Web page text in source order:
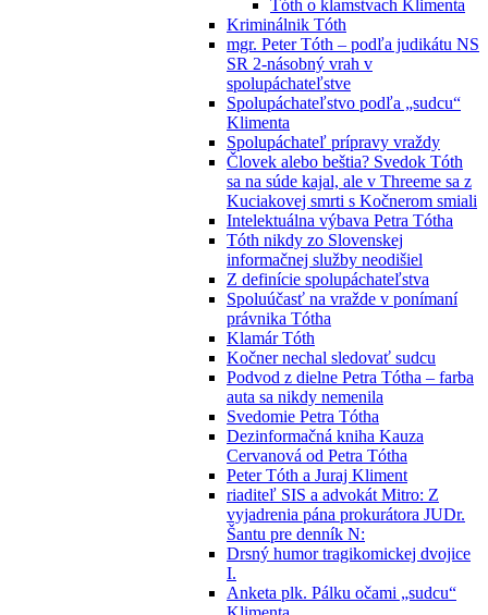
Tóth o klamstvach Klimenta
Kriminálnik Tóth
mgr. Peter Tóth – podľa judikátu NS
SR 2-násobný vrah v
spolupáchateľstve
Spolupáchateľstvo podľa „sudcu“
Klimenta
Spolupáchateľ prípravy vraždy
Človek alebo beštia? Svedok Tóth
sa na súde kajal, ale v Threeme sa z
Kuciakovej smrti s Kočnerom smiali
Intelektuálna výbava Petra Tótha
Tóth nikdy zo Slovenskej
informačnej služby neodišiel
Z definície spolupáchateľstva
Spoluúčasť na vražde v ponímaní
právnika Tótha
Klamár Tóth
Kočner nechal sledovať sudcu
Podvod z dielne Petra Tótha – farba
auta sa nikdy nemenila
Svedomie Petra Tótha
Dezinformačná kniha Kauza
Cervanová od Petra Tótha
Peter Tóth a Juraj Kliment
riaditeľ SIS a advokát Mitro: Z
vyjadrenia pána prokurátora JUDr.
Šantu pre denník N:
Drsný humor tragikomickej dvojice
I.
Anketa plk. Pálku očami „sudcu“